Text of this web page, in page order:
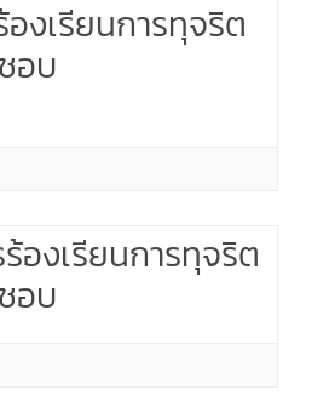
งเรียนการทุจริต
อบ
องเรียนการทุจริต
อบ